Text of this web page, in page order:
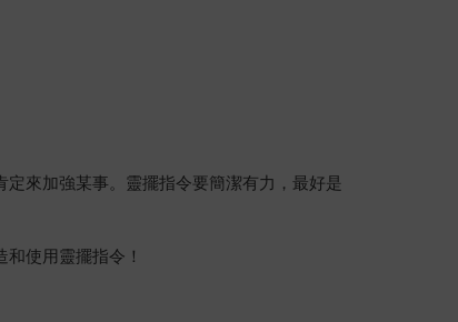
來加強某事。靈擺指令要簡潔有力，最好是
使用靈擺指令！